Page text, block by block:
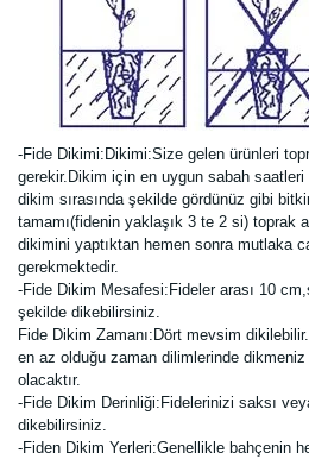
-Fide Dikimi: Dikimi:Size gelen ürünleri
gerekir.Dikim için en uygun sabah
dikim sırasında şekilde gördünüz gibi
tamamı(fidenin yaklaşık 3 te 2 si) toprak
dikimini yaptıktan hemen sonra mutlaka
gerekmektedir.
-Fide Dikim Mesafesi:Fideler arası 10
şekilde dikebilirsiniz.
Fide Dikim Zamanı:Dört mevsim
en az olduğu zaman dilimlerinde dikmeniz
olacaktır.
-Fide Dikim Derinliği:Fidelerinizi saksı
dikebilirsiniz.
-Fiden Dikim Yerleri:Genellikle bahçenin